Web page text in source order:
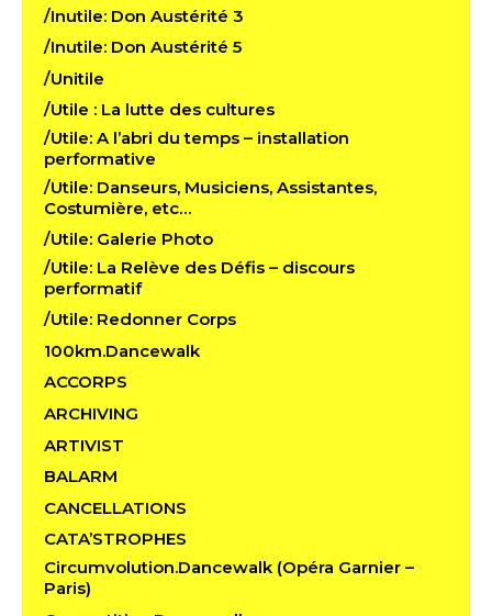
/Inutile: Don Austérité 3
/Inutile: Don Austérité 5
/Unitile
/Utile : La lutte des cultures
/Utile: A l’abri du temps – installation
performative
/Utile: Danseurs, Musiciens, Assistantes,
Costumière, etc…
/Utile: Galerie Photo
/Utile: La Relève des Défis – discours
performatif
/Utile: Redonner Corps
100km.Dancewalk
ACCORPS
ARCHIVING
ARTIVIST
BALARM
CANCELLATIONS
CATA’STROPHES
Circumvolution.Dancewalk (Opéra Garnier –
Paris)